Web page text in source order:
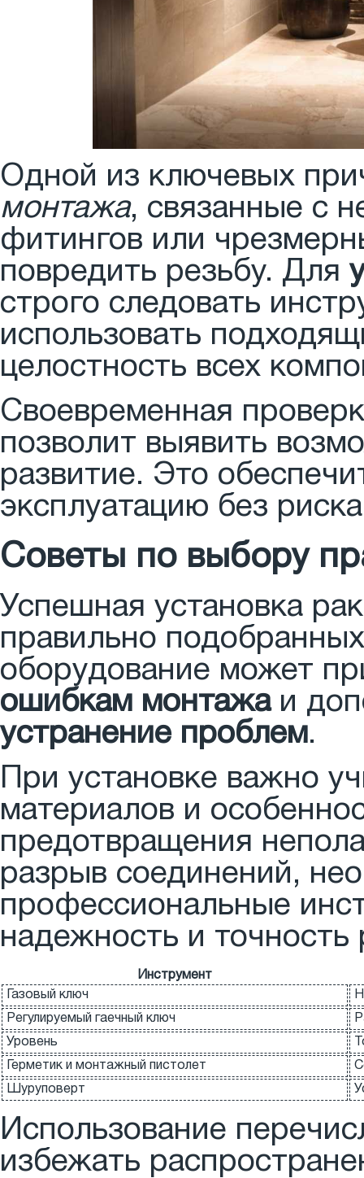
Одной из ключевых
монтажа, связанные с
фитингов или
повредить резьбу. Для
строго следовать
использовать
целостность всех
Своевременная
позволит выявить
развитие. Это
эксплуатацию без
Советы по выбору
Успешная установка
правильно
оборудование может
ошибкам монтажаи
устранение проблем.
При установке важно
материалов и
предотвращения
разрыв соединений,
профессиональные
надежность и точность
Инструмент
Газовый ключ
Регулируемый гаечный ключ
Уровень
Герметик и монтажный пистолет
Шуруповерт
Использование
избежать